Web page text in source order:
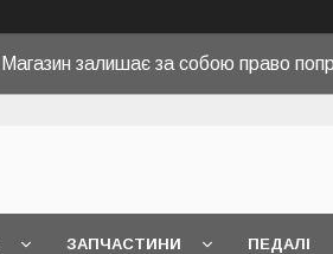
Магазин залишає за собою право
ЗАПЧАСТИНИ ПЕДАЛІ